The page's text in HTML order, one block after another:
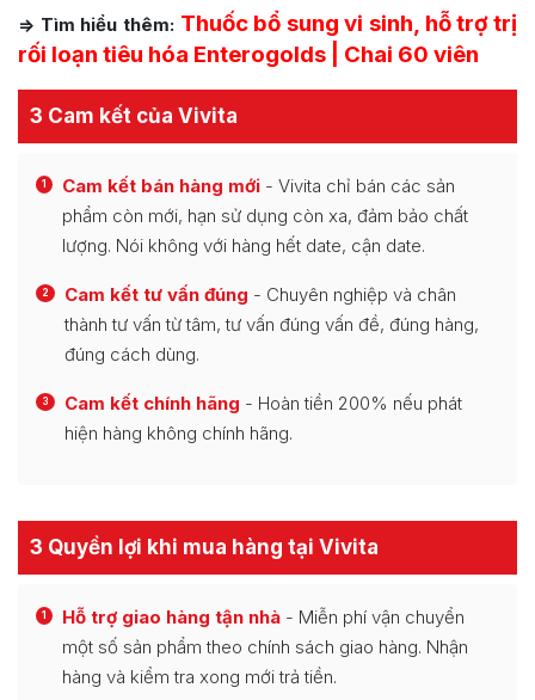
=> Tìm hiểu thêm: Thuốc bổ sung vi sinh, hỗ trợ trị
rối loạn tiêu hóa Enterogolds | Chai 60 viên
3 Cam kết của Vivita
1 Cam kết bán hàng mới - Vivita chỉ bán các sản
phẩm còn mới, hạn sử dụng còn xa, đảm bảo chất
lượng. Nói không với hàng hết date, cận date.
2 Cam kết tư vấn đúng - Chuyên nghiệp và chân
thành tư vấn từ tâm, tư vấn đúng vấn đề, đúng hàng,
đúng cách dùng.
3 Cam kết chính hãng - Hoàn tiền 200% nếu phát
hiện hàng không chính hãng.
3 Quyền lợi khi mua hàng tại Vivita
1 Hỗ trợ giao hàng tận nhà - Miễn phí vận chuyển
một số sản phẩm theo chính sách giao hàng. Nhận
hàng và kiểm tra xong mới trả tiền.